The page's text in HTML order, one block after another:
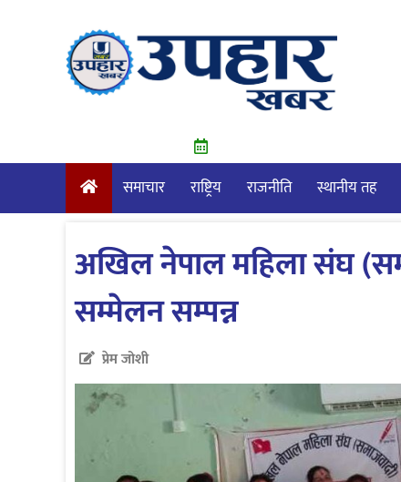
समाचार राष्ट्रिय राजनीति स्थानीय तह
अखिल नेपाल महिला संघ
सम्मेलन सम्पन्न
प्रेम जोशी